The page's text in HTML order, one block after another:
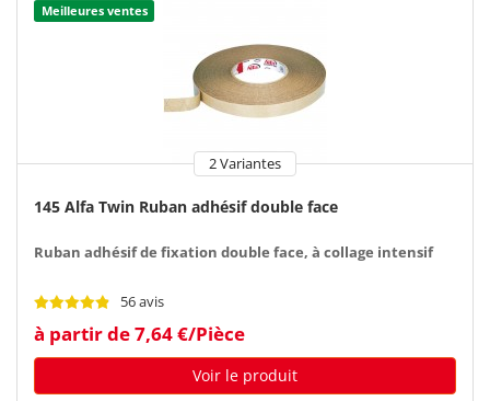
Meilleures ventes
2 Variantes
145 Alfa Twin Ruban adhésif double face
Ruban adhésif de fixation double face, à collage intensif
56 avis
à partir de 7,64 €/Pièce
Voir le produit